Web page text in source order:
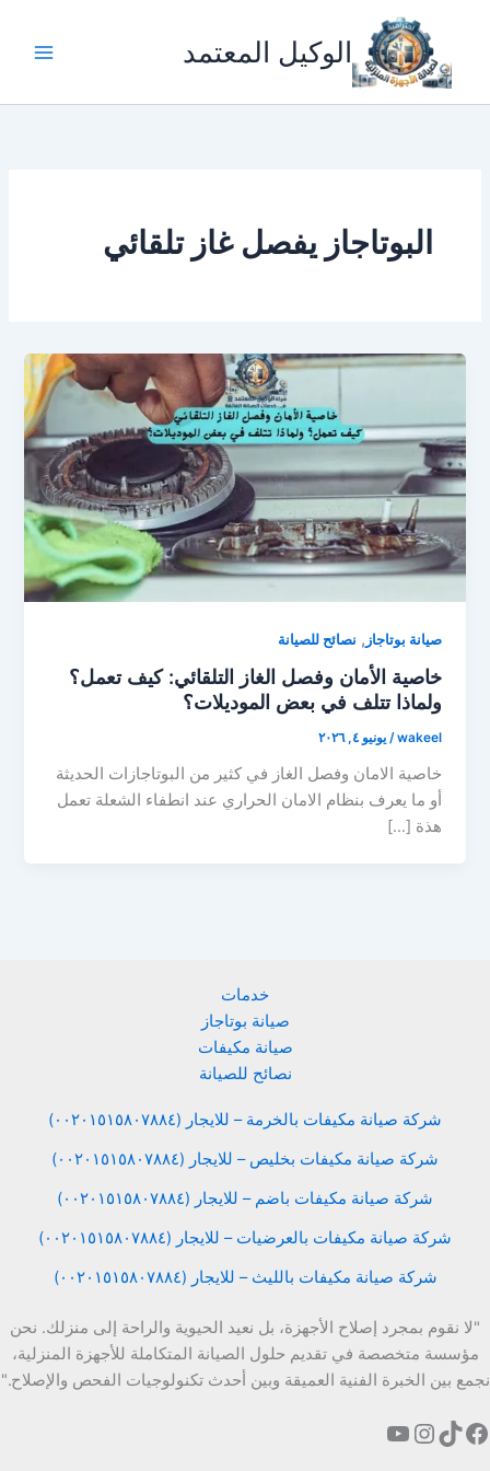
المحتوى
الوكيل المعتمد
البوتاجاز يفصل غاز تلقائي
صيانة بوتاجاز , نصائح للصيانة
خاصية الأمان وفصل الغاز التلقائي: كيف تعمل؟
ولماذا تتلف في بعض الموديلات؟
wakeel
/يونيو ٤, ٢٠٢٦
خاصية الامان وفصل الغاز في كثير من البوتاجازات الحديثة
أو ما يعرف بنظام الامان الحراري عند انطفاء الشعلة تعمل
هذة […]
خدمات
صيانة بوتاجاز
صيانة مكيفات
نصائح للصيانة
شركة صيانة مكيفات بالخرمة – للايجار (٠٠٢٠١٥١٥٨٠٧٨٨٤)
شركة صيانة مكيفات بخليص – للايجار (٠٠٢٠١٥١٥٨٠٧٨٨٤)
شركة صيانة مكيفات باضم – للايجار (٠٠٢٠١٥١٥٨٠٧٨٨٤)
شركة صيانة مكيفات بالعرضيات – للايجار (٠٠٢٠١٥١٥٨٠٧٨٨٤)
شركة صيانة مكيفات بالليث – للايجار (٠٠٢٠١٥١٥٨٠٧٨٨٤)
"لا نقوم بمجرد إصلاح الأجهزة، بل نعيد الحيوية والراحة إلى منزلك. نحن
مؤسسة متخصصة في تقديم حلول الصيانة المتكاملة للأجهزة المنزلية،
نجمع بين الخبرة الفنية العميقة وبين أحدث تكنولوجيات الفحص والإصلاح."